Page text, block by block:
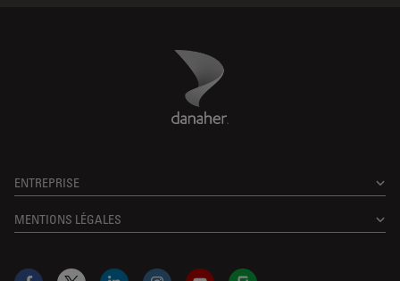
Danaher Logo
ENTREPRISE
MENTIONS LÉGALES